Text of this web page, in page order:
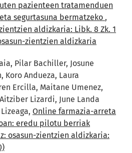
pazienteen tratamenduen
segurtasuna bermatzeko ,
aldizkaria: Libk. 8 Zk. 1
zientzien aldizkaria
Pilar Bachiller, Josune
Koro Andueza, Laura
Ercilla, Maitane Umenez,
Lizardi, June Landa
Online farmazia-arreta
eredu pilotu berriak
osasun-zientzien aldizkaria: